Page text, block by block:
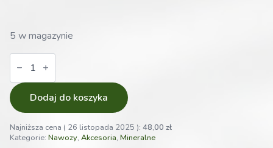
5 w magazynie
ilość
Shogun
Active
Boost
250ml
Stymulator
Kwitnienia
Dodaj do koszyka
Najniższa cena ( 26 listopada 2025 ): 48,00 zł
Kategorie: Nawozy, Akcesoria, Mineralne